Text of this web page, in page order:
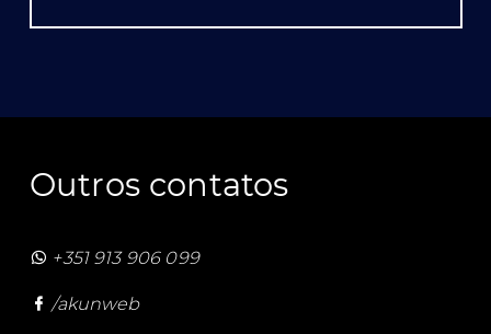
Outros contatos
+351 913 906 099
/akunweb